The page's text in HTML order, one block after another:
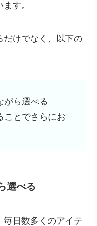
す。
だけでなく、以下の
がら選べる
ことでさらにお
選べる
毎日数多くのアイテ